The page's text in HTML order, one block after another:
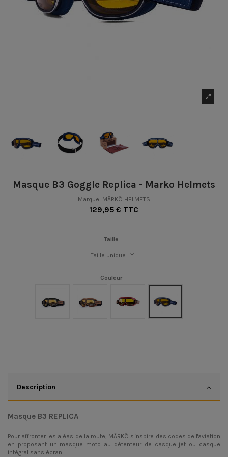
Masque B3 Goggle Replica - Marko Helmets
Marque: MÂRKÖ HELMETS
129,95 € TTC
Taille
Couleur
Description
Masque B3 REPLICA
Pour affronter les aléas de la route, MÂRKÖ s'inspire des codes de l'aviation
en proposant un masque moto au détenteur de casque jet ou casque
intégral sans écran.